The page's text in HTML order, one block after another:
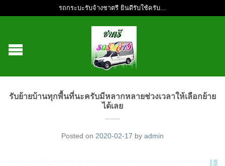
รถกระบะรับจ้างชาตรี ยินดีรับใช้ครับ...
รับย้ายบ้านทุกพื้นที่นะครับมีหลากหลายช่วงเวลาให้เลือกย้าย
ได้เลย
Posted on 2020-02-17 by admin